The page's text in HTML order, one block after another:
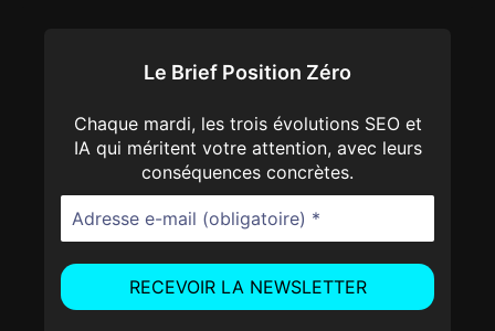
Le Brief Position Zéro
Chaque mardi, les trois évolutions SEO et
IA qui méritent votre attention, avec leurs
conséquences concrètes.